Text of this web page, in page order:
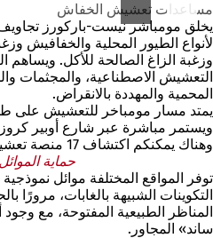
مساعدات تعشيش الخفاش
يخلق مومباشر نيست-باركورز
لأنواع الطيور المحلية والخفافيش
وزغبة الزاغ الصالحة للأكل.
التعشيش الاصطناعية، والمجثمات
المحمية والمهددة بالانقراض.
يمتد مسار مومباخر للتعشيش على
ويستمر مباشرة عبر شارع أوبير
وهناك يمكنكم اكتشاف 17 منصة تعشيش.
حماية
توفر المواقع المختلفة موائل
التكوينات الشبيهة بالغابات، مرورًا
المناظر الطبيعية المفتوحة، مع
ساند» المجاور.